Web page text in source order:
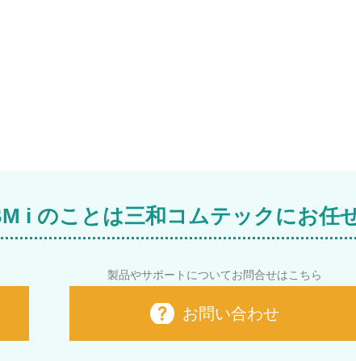
i のことは三和コムテックにお任
製品やサポートについてお問合せはこちら
お問い合わせ